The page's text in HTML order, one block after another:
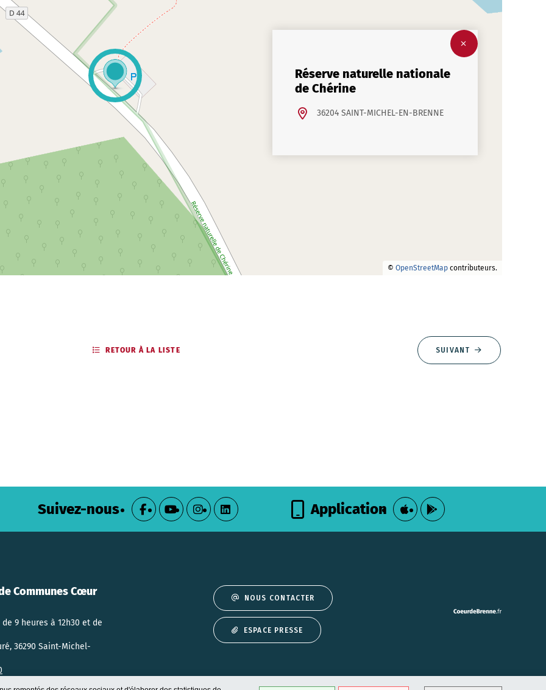
© OpenStreetMap contributeurs.
Réserve naturelle nationale
de Chérine
36204 SAINT-MICHEL-EN-BRENNE
RETOUR À LA LISTE SUIVANT
Suivez-nous Application
Communes Cœur
9 heures à 12h30 et de
36290 Saint-Michel-
NOUS CONTACTER
ESPACE PRESSE